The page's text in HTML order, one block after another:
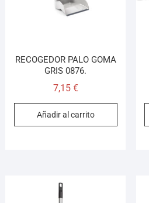
RECOGEDOR PALO GOMA
GRIS 0876.
7,15 €
Añadir al carrito